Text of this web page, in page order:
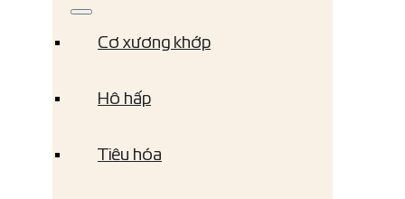
Cơ xương khớp
Hô hấp
Tiêu hóa